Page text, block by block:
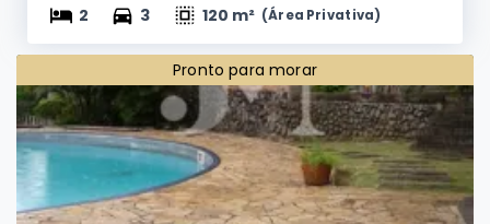
R$11.000,00 / ALUGUEL
120 m² ( Área Privativa
Pronto para morar